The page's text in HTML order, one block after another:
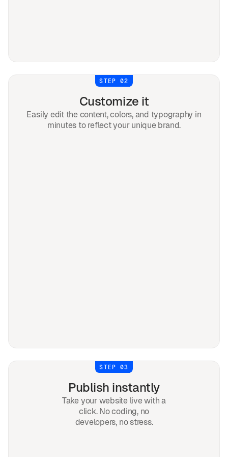
STEP 02
Customize it
Easily edit the content, colors, and typography in
minutes to reflect your unique brand.
STEP 03
Publish instantly
Take your website live with a
click. No coding, no
developers, no stress.